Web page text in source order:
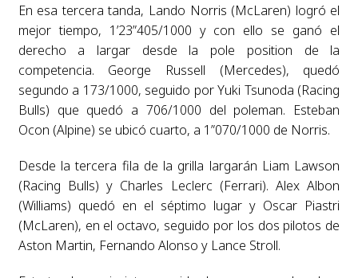
En esa tercera tanda, Lando Norris (McLaren) logró el
mejor tiempo, 1’23”405/1000 y con ello se ganó el
derecho a largar desde la pole position de la
competencia. George Russell (Mercedes), quedó
segundo a 173/1000, seguido por Yuki Tsunoda (Racing
Bulls) que quedó a 706/1000 del poleman. Esteban
Ocon (Alpine) se ubicó cuarto, a 1”070/1000 de Norris.
Desde la tercera fila de la grilla largarán Liam Lawson
(Racing Bulls) y Charles Leclerc (Ferrari). Alex Albon
(Williams) quedó en el séptimo lugar y Oscar Piastri
(McLaren), en el octavo, seguido por los dos pilotos de
Aston Martin, Fernando Alonso y Lance Stroll.